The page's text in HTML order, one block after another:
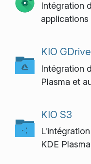
Intégration
applications
KIO GDrive
Intégration
Plasma et
KIO S3
KDE